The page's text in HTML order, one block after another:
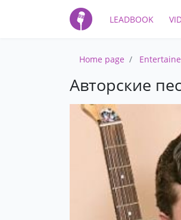
LEADBOOK
Home page
Авторские